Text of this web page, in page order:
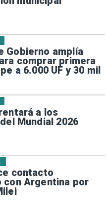
Gobierno amplía
comprar primera
a 6.000 UF y 30 mil
a los
Mundial 2026
contacto
con Argentina por